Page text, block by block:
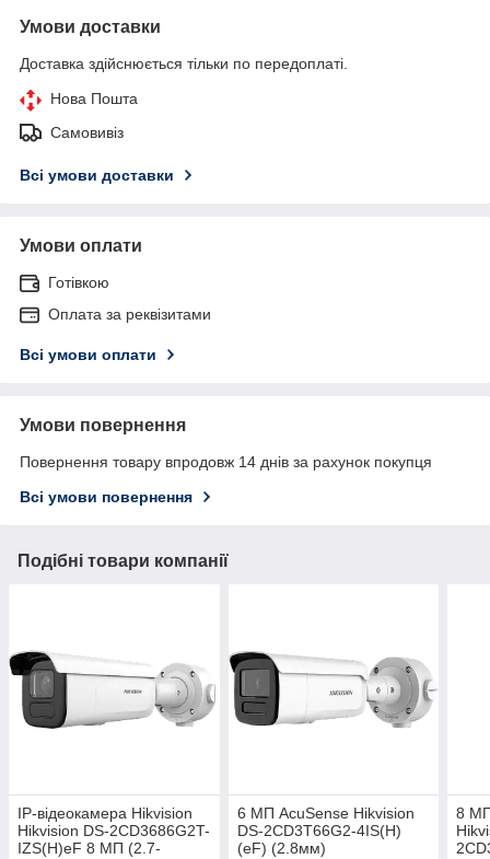
Умови доставки
Доставка здійснюється тільки по передоплаті.
Нова Пошта
Самовивіз
Всі умови доставки
Умови оплати
Готівкою
Оплата за реквізитами
Всі умови оплати
Умови повернення
Повернення товару впродовж 14 днів за рахунок покупця
Всі умови повернення
Подібні товари компанії
IP-відеокамера Hikvision
Hikvision DS-2CD3686G2T-
IZS(H)eF 8 МП (2.7-
6 МП AcuSense Hikvision
DS-2CD3T66G2-4IS(H)
(eF) (2.8мм)
8